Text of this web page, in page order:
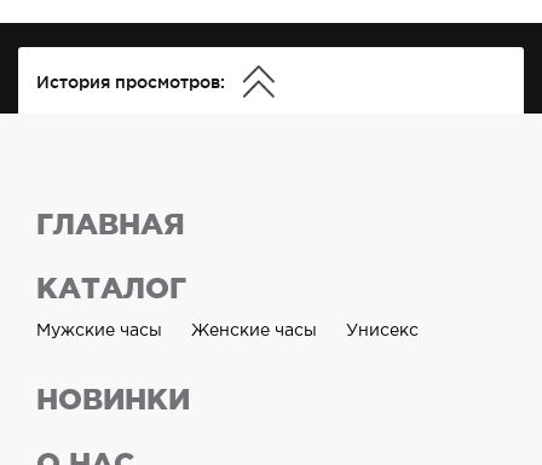
История просмотров:
ГЛАВНАЯ
КАТАЛОГ
Мужские часы Женские часы Унисекс
НОВИНКИ